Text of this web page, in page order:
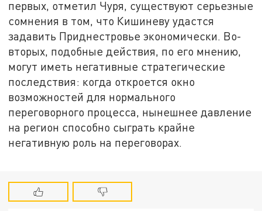
первых, отметил Чуря, существуют серьезные
сомнения в том, что Кишиневу удастся
задавить Приднестровье экономически. Во-
вторых, подобные действия, по его мнению,
могут иметь негативные стратегические
последствия: когда откроется окно
возможностей для нормального
переговорного процесса, нынешнее давление
на регион способно сыграть крайне
негативную роль на переговорах.